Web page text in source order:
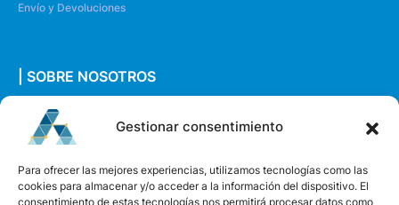
Gestionar consentimiento
Para ofrecer las mejores experiencias, utilizamos tecnologías como las
cookies para almacenar y/o acceder a la información del dispositivo. El
consentimiento de estas tecnologías nos permitirá procesar datos como
Envío y Devoluciones
| SOBRE NOSOTROS
Quiénes somos
Envíanos un mensaje